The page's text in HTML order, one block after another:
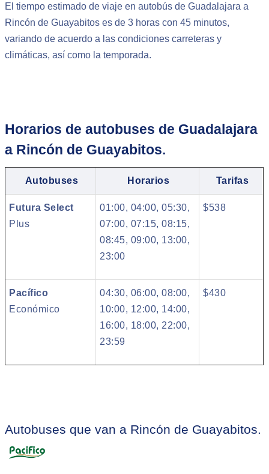
El tiempo estimado de viaje en autobús de Guadalajara a
Rincón de Guayabitos es de 3 horas con 45 minutos,
variando de acuerdo a las condiciones carreteras y
climáticas, así como la temporada.
Horarios de autobuses de Guadalajara
a Rincón de Guayabitos.
Autobuses Horarios Tarifas
Futura Select
Plus
01:00, 04:00, 05:30,
07:00, 07:15, 08:15,
08:45, 09:00, 13:00,
23:00
$538
Pacífico
Económico
04:30, 06:00, 08:00,
10:00, 12:00, 14:00,
16:00, 18:00, 22:00,
23:59
$430
Autobuses que van a Rincón de Guayabitos.